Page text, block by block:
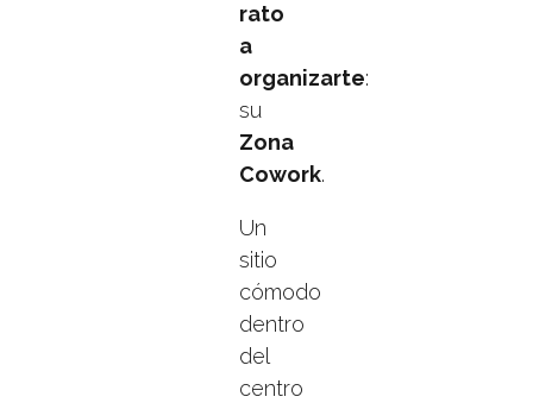
rato
a
organizarte:
su
Zona
Cowork.
Un
sitio
cómodo
dentro
del
centro